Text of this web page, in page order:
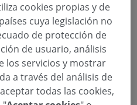
cookies propias y de
cuya legislación no
de protección de
de usuario, análisis
los servicios y mostrar
a través del análisis de
todas las cookies,